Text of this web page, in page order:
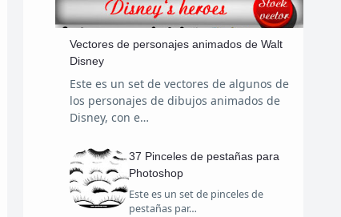
Vectores de personajes animados de Walt
Disney
Este es un set de vectores de algunos de
los personajes de dibujos animados de
Disney, con e…
37 Pinceles de pestañas para
Photoshop
Este es un set de pinceles de
pestañas par…